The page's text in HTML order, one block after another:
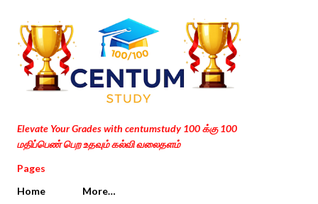
Skip to main content
Elevate Your Grades with centumstudy 100 க்கு 100
மதிப்பெண் பெற உதவும் கல்வி வலைதளம்
Pages
Home
More…